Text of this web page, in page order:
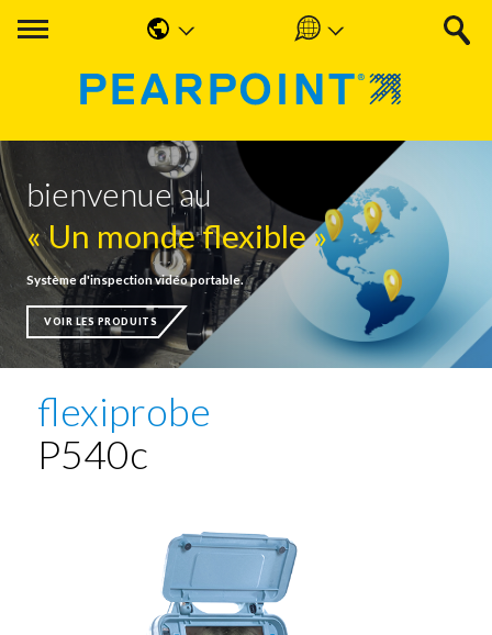
Americas
EMEA & APAC
English
Nederlands
Français
Español
Deutsche
bienvenue au
« Un monde flexible »
Système d'inspection vidéo portable.
VOIR LES PRODUITS
flexiprobe
P540c